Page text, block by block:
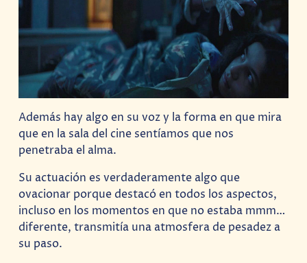
Además hay algo en su voz y la forma en que mira
que en la sala del cine sentíamos que nos
penetraba el alma.
Su actuación es verdaderamente algo que
ovacionar porque destacó en todos los aspectos,
incluso en los momentos en que no estaba mmm…
diferente, transmitía una atmosfera de pesadez a
su paso.